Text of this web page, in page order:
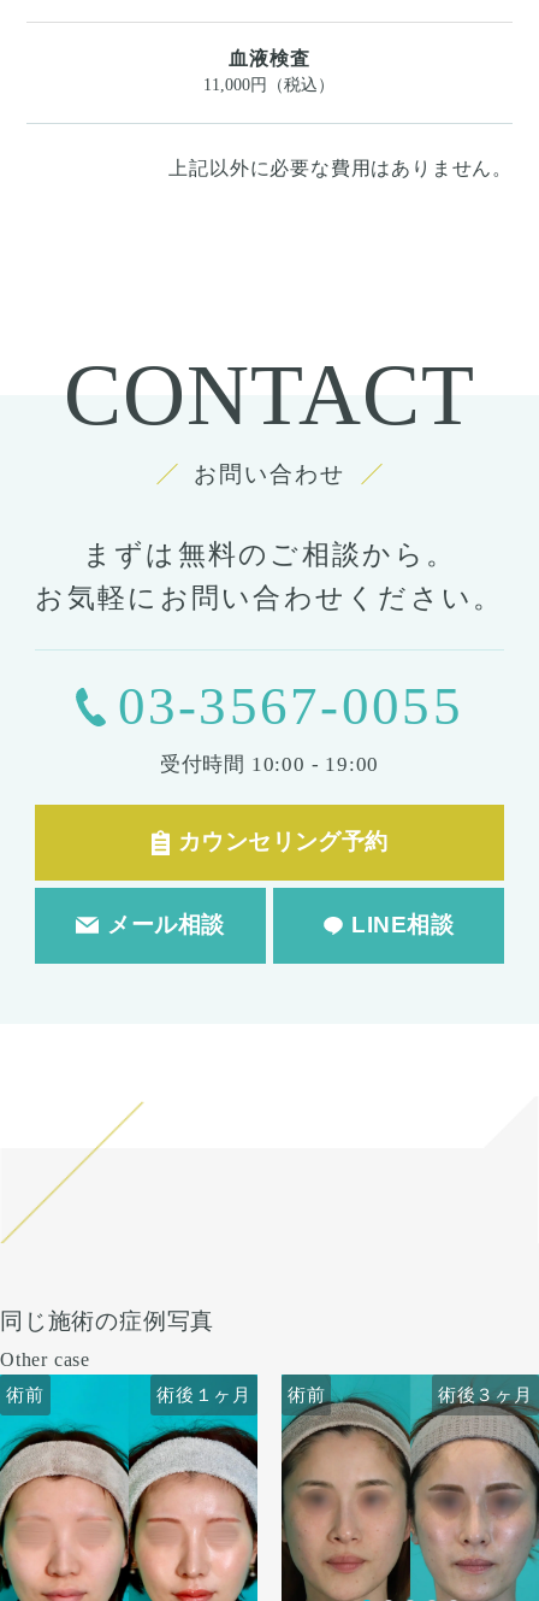
血液検査
11,000円（税込）
上記以外に必要な費用はありません。
CONTACT
お問い合わせ
まずは無料のご相談から。
お気軽にお問い合わせください。
03-3567-0055
受付時間 10:00 - 19:00
カウンセリング予約
メール相談 LINE相談
同じ施術の症例写真
Other case
術前 術後１ヶ月 術前 術後１ヶ月
術前 術前 術後３ヶ月